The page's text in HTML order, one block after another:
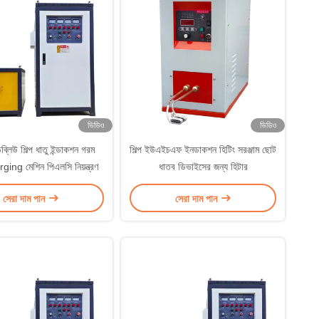
ভিডিও
শিল্প ধাতু ইন্ডাকশন গরম
মেশিন পিএলসি নিয়ন্ত্রণ
সেরা দাম পান
ভিডিও
শিল্প ইউএইচএফ ইনডাকশন হিটিং সরঞ্জাম ছোট
ধাতব ডিভাইসের জন্য হিটার
সেরা দাম পান